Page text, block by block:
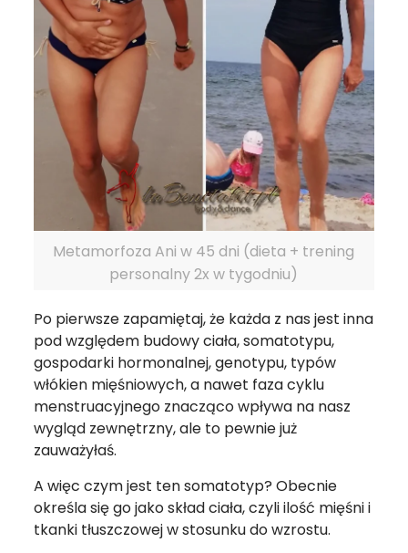
Metamorfoza Ani w 45 dni (dieta + trening
personalny 2x w tygodniu)
Po pierwsze zapamiętaj, że każda z nas jest inna
pod względem budowy ciała, somatotypu,
gospodarki hormonalnej, genotypu, typów
włókien mięśniowych, a nawet faza cyklu
menstruacyjnego znacząco wpływa na nasz
wygląd zewnętrzny, ale to pewnie już
zauważyłaś.
A więc czym jest ten somatotyp? Obecnie
określa się go jako skład ciała, czyli ilość mięśni i
tkanki tłuszczowej w stosunku do wzrostu.